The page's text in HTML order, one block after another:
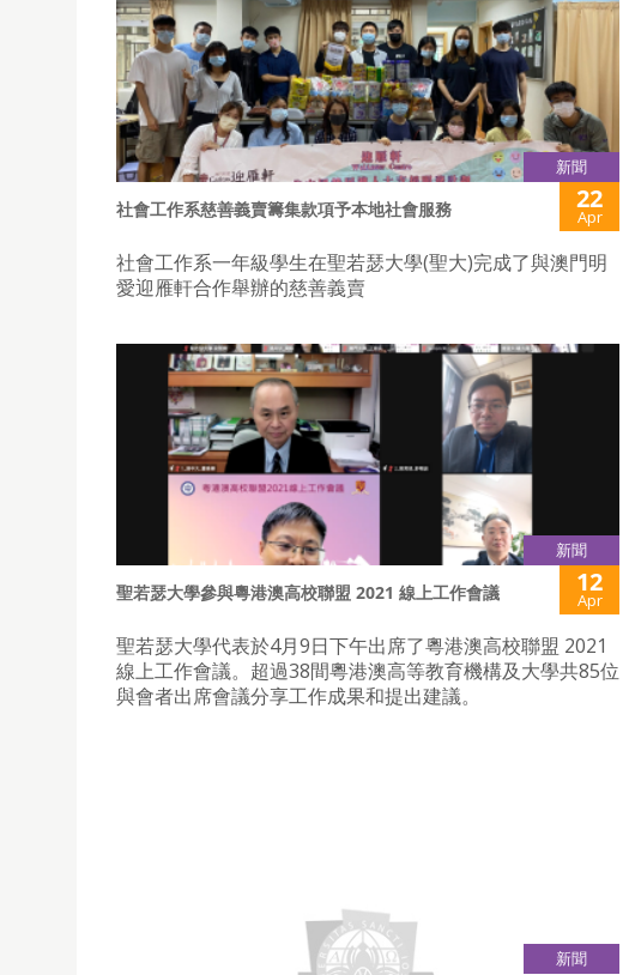
新聞
社會工作系慈善義賣籌集款項予本地社會服務 22
Apr
社會工作系一年級學生在聖若瑟大學(聖大)完成了與澳門明
愛迎雁軒合作舉辦的慈善義賣
新聞
聖若瑟大學參與粵港澳高校聯盟 2021 線上工作會議 12
Apr
聖若瑟大學代表於4月9日下午出席了粵港澳高校聯盟 2021
線上工作會議。超過38間粵港澳高等教育機構及大學共85位
與會者出席會議分享工作成果和提出建議。
新聞